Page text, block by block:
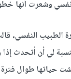
وشعرت أنها
الطبيب النفسي،
لي أن أتحدث
طوال فترة